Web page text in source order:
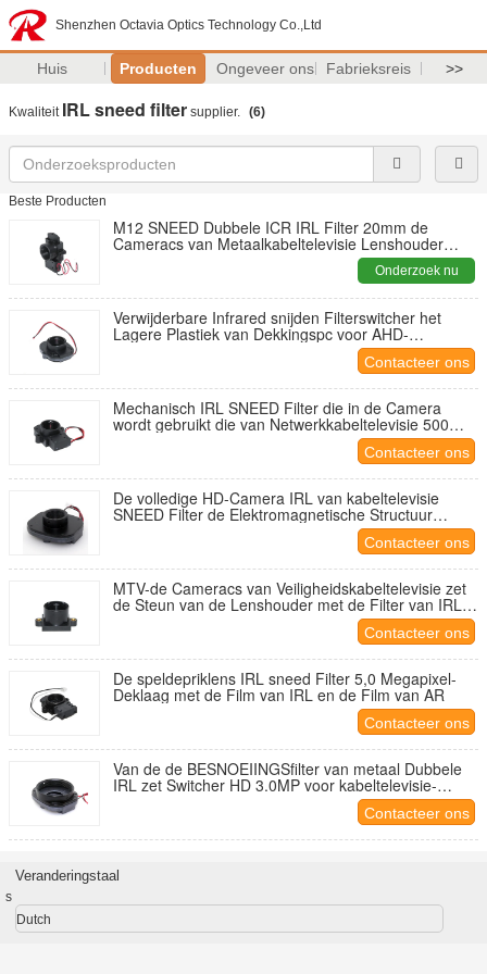
Shenzhen Octavia Optics Technology Co.,Ltd
Huis Producten Ongeveer ons Fabrieksreis >>
Kwaliteit IRL sneed filter supplier. (6)
Beste Producten
M12 SNEED Dubbele ICR IRL Filter 20mm de
Cameracs van Metaalkabeltelevisie Lenshouder
Onderzoek nu
Verwijderbare Infrared snijden Filterswitcher het
Lagere Plastiek van Dekkingspc voor AHD-
Contacteer ons
Mechanisch IRL SNEED Filter die in de Camera
wordt gebruikt die van Netwerkkabeltelevisie 500
Contacteer ons
De volledige HD-Camera IRL van kabeltelevisie
SNEED Filter de Elektromagnetische Structuur
Contacteer ons
MTV-de Cameracs van Veiligheidskabeltelevisie zet
de Steun van de Lenshouder met de Filter van IRL
Contacteer ons
De speldepriklens IRL sneed Filter 5,0 Megapixel-
Deklaag met de Film van IRL en de Film van AR
Contacteer ons
Van de de BESNOEIINGSfilter van metaal Dubbele
IRL zet Switcher HD 3.0MP voor kabeltelevisie-
Contacteer ons
Veranderingstaal
s
Dutch